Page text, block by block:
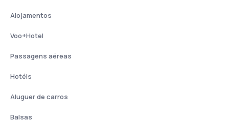
Alojamentos
Voo+Hotel
Passagens aéreas
Hotéis
Aluguer de carros
Balsas